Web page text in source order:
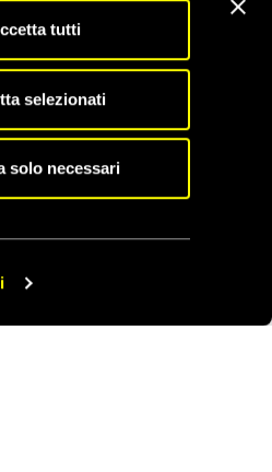
tutti
selezionati
solo necessari